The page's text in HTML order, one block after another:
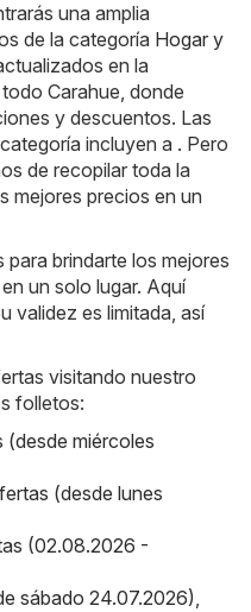
una amplia
de la categoría Hogar y
en la
Carahue, donde
y descuentos. Las
incluyen a . Pero
de recopilar toda la
mejores precios en un
brindarte los mejores
un solo lugar. Aquí
validez es limitada, así
visitando nuestro
folletos:
(desde miércoles
(desde lunes
(02.08.2026 -
sábado 24.07.2026),